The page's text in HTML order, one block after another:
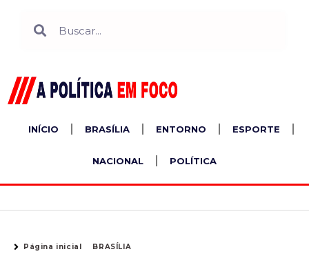
INÍCIO BRASÍLIA ENTORNO ESPORTE
NACIONAL POLÍTICA
Página inicial BRASÍLIA